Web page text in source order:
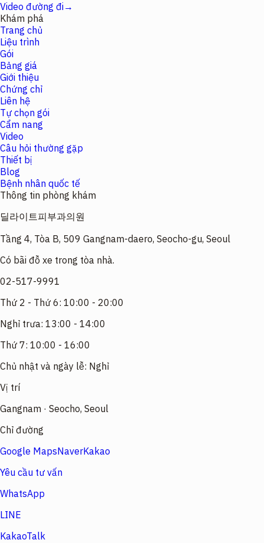
Video đường đi→
Khám phá
Trang chủ
Liệu trình
Gói
Bảng giá
Giới thiệu
Chứng chỉ
Liên hệ
Tự chọn gói
Cẩm nang
Video
Câu hỏi thường gặp
Thiết bị
Blog
Bệnh nhân quốc tế
Thông tin phòng khám
딜라이트피부과의원
Tầng 4, Tòa B, 509 Gangnam-daero, Seocho-gu, Seoul
Có bãi đỗ xe trong tòa nhà.
02-517-9991
Thứ 2 - Thứ 6: 10:00 - 20:00
Nghỉ trưa: 13:00 - 14:00
Thứ 7: 10:00 - 16:00
Chủ nhật và ngày lễ: Nghỉ
Vị trí
Gangnam · Seocho, Seoul
Chỉ đường
Google MapsNaverKakao
Yêu cầu tư vấn
WhatsApp
LINE
KakaoTalk